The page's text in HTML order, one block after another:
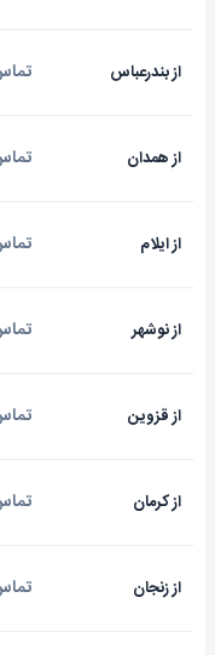
از بندرعباس
از همدان
از ایلام
از نوشهر
از قزوین
از کرمان
از زنجان